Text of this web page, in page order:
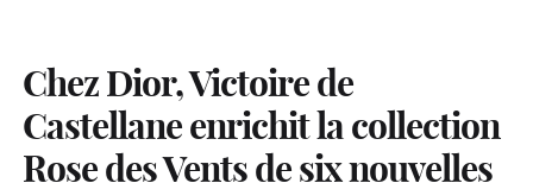
Chez Dior, Victoire de
Castellane enrichit la collection
Rose des Vents de six nouvelles